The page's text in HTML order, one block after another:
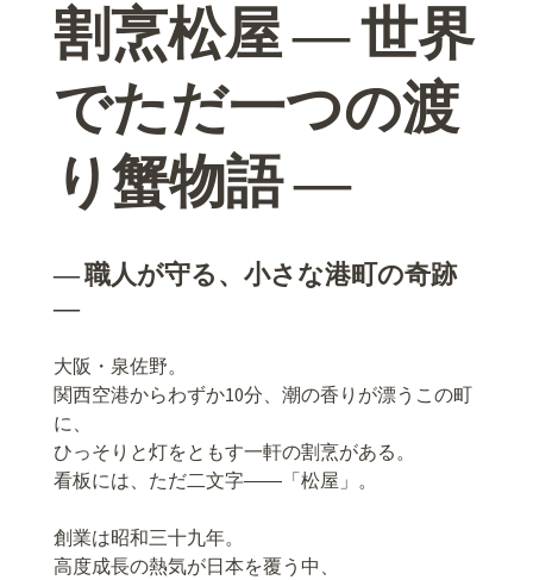
割烹松屋 ― 世界
でただ一つの渡
り蟹物語 ―
― 職人が守る、小さな港町の奇跡
―
大阪・泉佐野。
関西空港からわずか10分、潮の香りが漂うこの町
に、
ひっそりと灯をともす一軒の割烹がある。
看板には、ただ二文字――「松屋」。
創業は昭和三十九年。
高度成長の熱気が日本を覆う中、